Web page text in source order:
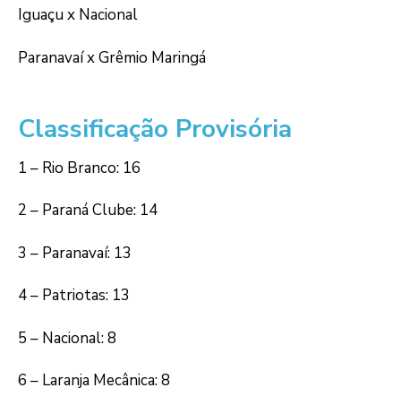
Iguaçu x Nacional
Paranavaí x Grêmio Maringá
Classificação Provisória
1 – Rio Branco: 16
2 – Paraná Clube: 14
3 – Paranavaí: 13
4 – Patriotas: 13
5 – Nacional: 8
6 – Laranja Mecânica: 8